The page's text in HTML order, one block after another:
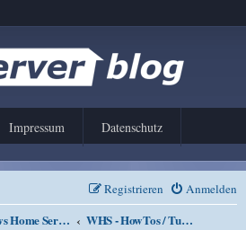
Impressum Datenschutz
Anmelden
Registrieren
Windows Home Server V1 und 2011 WHS - HowTos / Tutorials